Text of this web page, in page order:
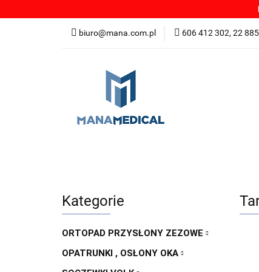
biuro@mana.com.pl 606 412 302, 22
NOWOŚCI
Kategorie
ORTOPAD PRZYSŁONY ZEZOWE
OPATRUNKI , OSŁONY OKA